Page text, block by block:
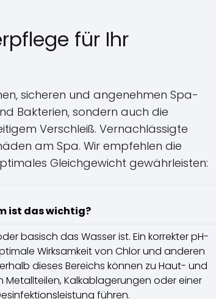
für Ihr
sicheren und angenehmen Spa-
Bakterien, sondern auch die
Verschleiß. Vernachlässigte
am Spa. Wir empfehlen die
Gleichgewicht gewährleisten:
ist das wichtig?
basisch das Wasser ist. Ein korrekter pH-
Wirksamkeit von Chlor und anderen
dieses Bereichs können zu Haut- und
Metallteilen, Kalkablagerungen oder einer
führen.